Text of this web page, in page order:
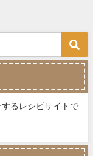
るレシピサイトで